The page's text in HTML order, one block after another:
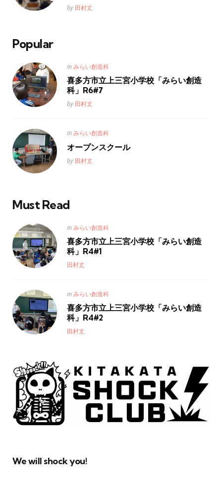
Posted
by 田村丈
Popular
Posted
in
in みらい創造科
喜多方市立上三宮小学校「みらい創造
科」R6#7
Posted
by 田村丈
Posted
in みらい創造科
オープンスクール
Posted
by 田村丈
Must Read
Posted
in
in みらい創造科
喜多方市立上三宮小学校「みらい創造
科」R4#1
Posted
田村丈
Posted
in
in みらい創造科
喜多方市立上三宮小学校「みらい創造
科」R4#2
Posted
田村丈
We will shock you!